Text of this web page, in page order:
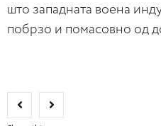
што западната воена
побрзо и помасовно од